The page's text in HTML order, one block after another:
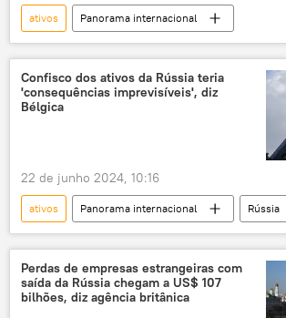
ativos
Panorama internacional
Economia
Américas
Luis Caputo
Javier Milei
Argentina
Banco Central
La Nación
Confisco dos ativos da Rússia teria
'consequências imprevisíveis', diz
Bélgica
22 de junho 2024, 10:16
ativos Panorama internacional
Rússia
Bélgica
ativos congelados
Euroclear
Conselho Europeu
Perdas de empresas estrangeiras com
saída da Rússia chegam a US$ 107
bilhões, diz agência britânica